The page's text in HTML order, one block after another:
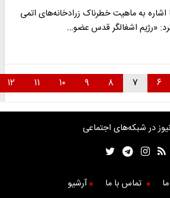
اشاره به ماهیت خطرناک زرادخانه‌های اتمی
«رژیم اشغالگر قدس عضو…
۶ ۷ ۸ ۹ ۱۰ ۱۱ ۱۲
در شبکه‌های اجتماعی
تماس با ما آرشیو